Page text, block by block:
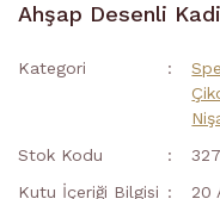
Ahşap Desenli
Kategori
Stok Kodu
Kutu İçeriği Bilgisi
20